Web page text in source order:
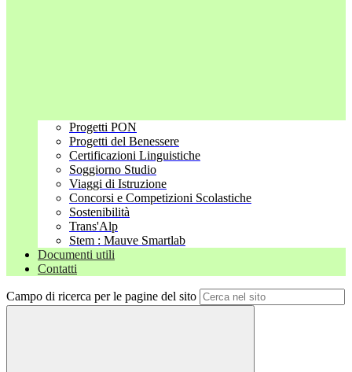
Progetti PON
Progetti del Benessere
Certificazioni Linguistiche
Soggiorno Studio
Viaggi di Istruzione
Concorsi e Competizioni Scolastiche
Sostenibilità
Trans'Alp
Stem : Mauve Smartlab
Documenti utili
Contatti
Campo di ricerca per le pagine del sito